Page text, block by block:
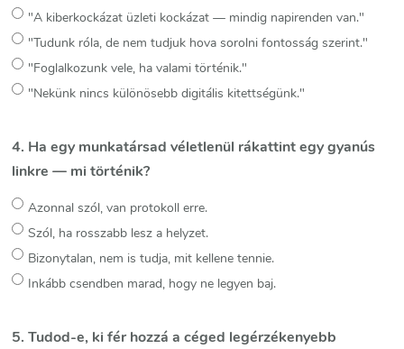
"A kiberkockázat üzleti kockázat — mindig napirenden van."
"Tudunk róla, de nem tudjuk hova sorolni fontosság szerint."
"Foglalkozunk vele, ha valami történik."
"Nekünk nincs különösebb digitális kitettségünk."
4. Ha egy munkatársad véletlenül rákattint egy gyanús
linkre — mi történik?
Azonnal szól, van protokoll erre.
Szól, ha rosszabb lesz a helyzet.
Bizonytalan, nem is tudja, mit kellene tennie.
Inkább csendben marad, hogy ne legyen baj.
5. Tudod-e, ki fér hozzá a céged legérzékenyebb